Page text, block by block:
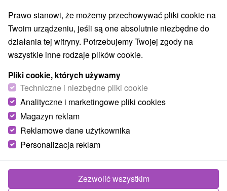
Ponadto
posiadamy również prawdziwe opinie
naszych klientów, nie tylko na temat urządzeń, ale
także na nasz temat - ponieważ Twoja opinia jest dla
nas ważna i staramy się doskonalić w oparciu o Twoje
doświadczenia. Możesz na nas liczyć. Jesteśmy tu dla
Ciebie od ponad 14 lat, aby zapewnić Ci szybki i
bezproblemowy pobyt zgodnie z Twoimi życzeniami.
Prawo stanowi, że możemy przechowywać pliki cookie na
Twoim urządzeniu, jeśli są one absolutnie niezbędne do
działania tej witryny. Potrzebujemy Twojej zgody na
wszystkie inne rodzaje plików cookie.
Pliki cookie, których używamy
Techniczne i niezbędne pliki cookie
Analityczne i marketingowe pliki cookies
Magazyn reklam
Reklamowe dane użytkownika
Personalizacja reklam
Zezwolić wszystkim